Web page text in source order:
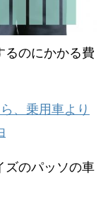
るのにかかる費
、乗用車より
ズのパッソの車